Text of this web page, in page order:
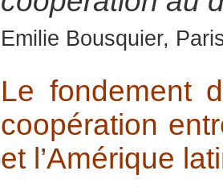
Emilie Bousquier,
Le fondement
coopération
et l’Amérique